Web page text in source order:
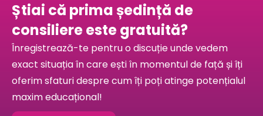
Știai că prima ședință de
consiliere este gratuită?
Înregistrează-te pentru o discuție unde vedem
exact situația în care ești în momentul de față și îți
oferim sfaturi despre cum îți poți atinge potențialul
maxim educațional!